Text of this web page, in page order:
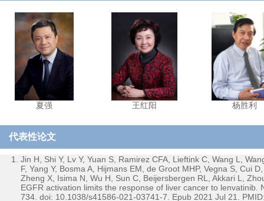
夏强 王红阳 杨胜利
代表性论文
Jin H, Shi Y, Lv Y, Yuan S, Ramirez CFA, Lieftink C, Wang L,
F, Yang Y, Bosma A, Hijmans EM, de Groot MHP, Vegna S, Cui
Zheng X, Isima N, Wu H, Sun C, Beijersbergen RL, Akkari L,
EGFR activation limits the response of liver cancer to lenvatinib.
734. doi: 10.1038/s41586-021-03741-7. Epub 2021 Jul 21.